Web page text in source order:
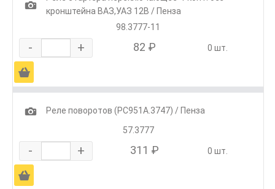
1
кронштейна ВАЗ,УАЗ 12В / Пенза
98.3777-11
- + 82 ₽ 0 шт.
Ä
1
Реле поворотов (РС951А.3747) / Пенза
57.3777
- + 311 ₽ 0 шт.
Ä